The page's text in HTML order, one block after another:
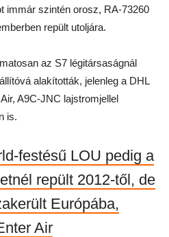
immár szintén orosz, RA-73260
repült utoljára.
az S7 légitársaságnál
alakították, jelenleg a DHL
A9C-JNC lajstromjellel
is.
festésű LOU pedig a
repült 2012-től, de
Európába,
Air